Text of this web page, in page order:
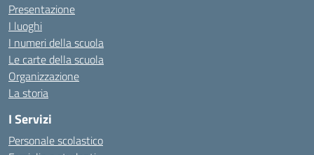
Presentazione
I luoghi
I numeri della scuola
Le carte della scuola
Organizzazione
La storia
I Servizi
Personale scolastico